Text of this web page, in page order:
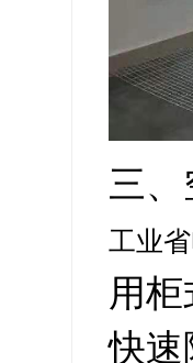
三
工业
用
快速